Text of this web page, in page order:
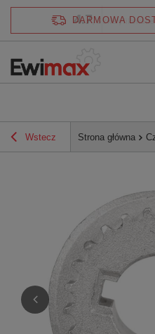
DARMOWA
Wstecz Strona główna
4.7/5 zweryfikowane